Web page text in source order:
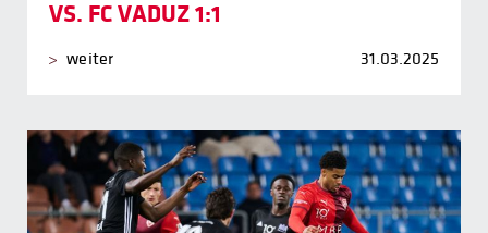
VS. FC VADUZ 1:1
weiter 31.03.2025